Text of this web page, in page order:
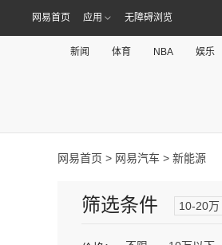
网易首页 应用 无障碍浏览
新闻 体育 NBA 娱乐
网易首页 > 网易汽车 > 新能源
筛选条件 10-20万